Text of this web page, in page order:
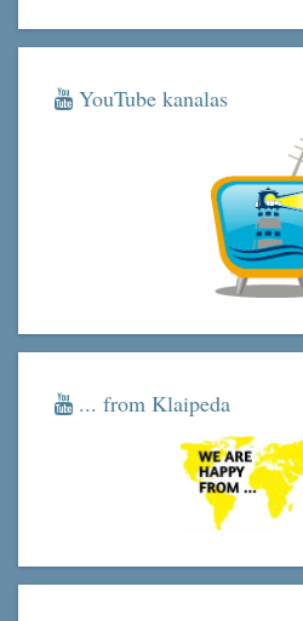
YouTube kanalas
... from Klaipeda